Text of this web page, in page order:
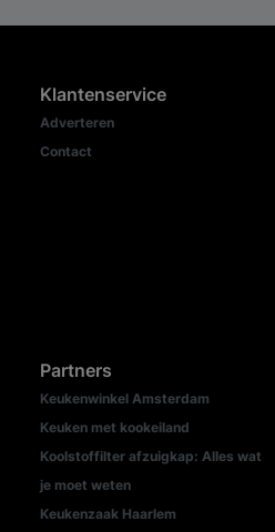
Klantenservice
Adverteren
Contact
Partners
Keukenwinkel Amsterdam
Keuken met kookeiland
Koolstoffilter afzuigkap: Alles wat
je moet weten
Keukenzaak Haarlem